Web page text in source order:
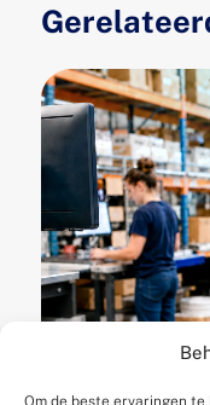
Om de beste ervaringen